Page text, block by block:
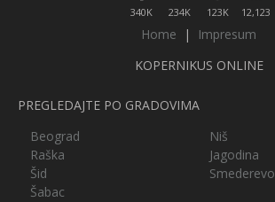
340K 234K 123K 12,123
Home |
Impresum
KOPERNIKUS ONLINE
PREGLEDAJTE PO GRADOVIMA
Beograd
Niš
Raška
Jagodina
Šid
Smederevo
Šabac